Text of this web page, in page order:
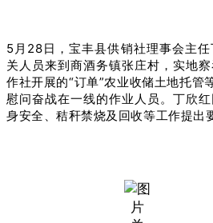
5月28日，宝丰县供销社理事会主
关人员来到商酒务镇张庄村，实地
作社开展的“订单”农业收储土地托管
慰问奋战在一线的作业人员。丁欣
身安全、秸秆禁烧及回收等工作提出